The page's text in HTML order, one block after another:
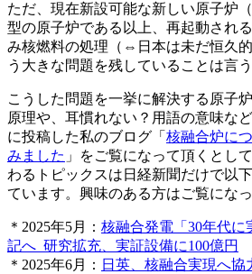
ただ、現在新設可能な新しい原子炉（
型の原子炉である以上、再起動され
み核燃料の処理（⇔日本は未だ恒久
う大きな問題を残していることは言
こうした問題を一挙に解決する原子
原理や、耳慣れない？用語の意味な
に投稿した私のブログ「 核融合炉に
みました 」をご覧になって頂くとし
わるトピックスは日経新聞だけで以
ています。興味のある方はご覧にな
＊2025年5月： 核融合発電「30年代
記へ_研究拡充、実証設備に100億円
＊2025年6月： 日英、核融合実現へ